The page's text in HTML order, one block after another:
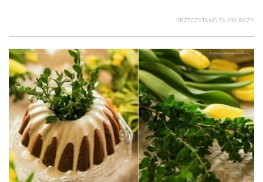
PRZECZYTANO 76 496 RAZY